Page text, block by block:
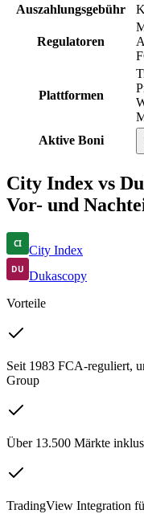
Auszahlungsgebühr
Regulatoren
Plattformen
Aktive Boni
City Index vs
Vor- und
City Index
Dukascopy
Vorteile
Seit 1983 FCA-reguliert,
Group
Über 13.500 Märkte
TradingView Integration